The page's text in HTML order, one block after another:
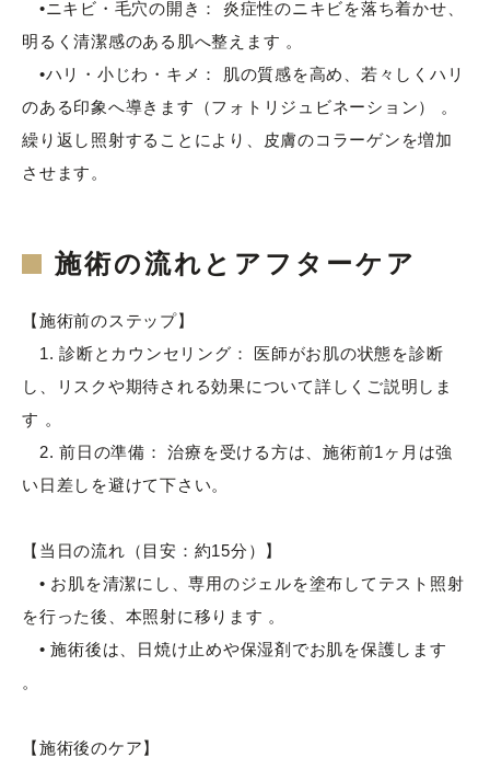
•ニキビ・毛穴の開き： 炎症性のニキビを落ち着かせ、
明るく清潔感のある肌へ整えます 。
•ハリ・小じわ・キメ： 肌の質感を高め、若々しくハリ
のある印象へ導きます（フォトリジュビネーション） 。
繰り返し照射することにより、皮膚のコラーゲンを増加
させます。
施術の流れとアフターケア
【施術前のステップ】
1. 診断とカウンセリング： 医師がお肌の状態を診断
し、リスクや期待される効果について詳しくご説明しま
す 。
2. 前日の準備： 治療を受ける方は、施術前1ヶ月は強
い日差しを避けて下さい。
【当日の流れ（目安：約15分）】
• お肌を清潔にし、専用のジェルを塗布してテスト照射
を行った後、本照射に移ります 。
• 施術後は、日焼け止めや保湿剤でお肌を保護します
。
【施術後のケア】